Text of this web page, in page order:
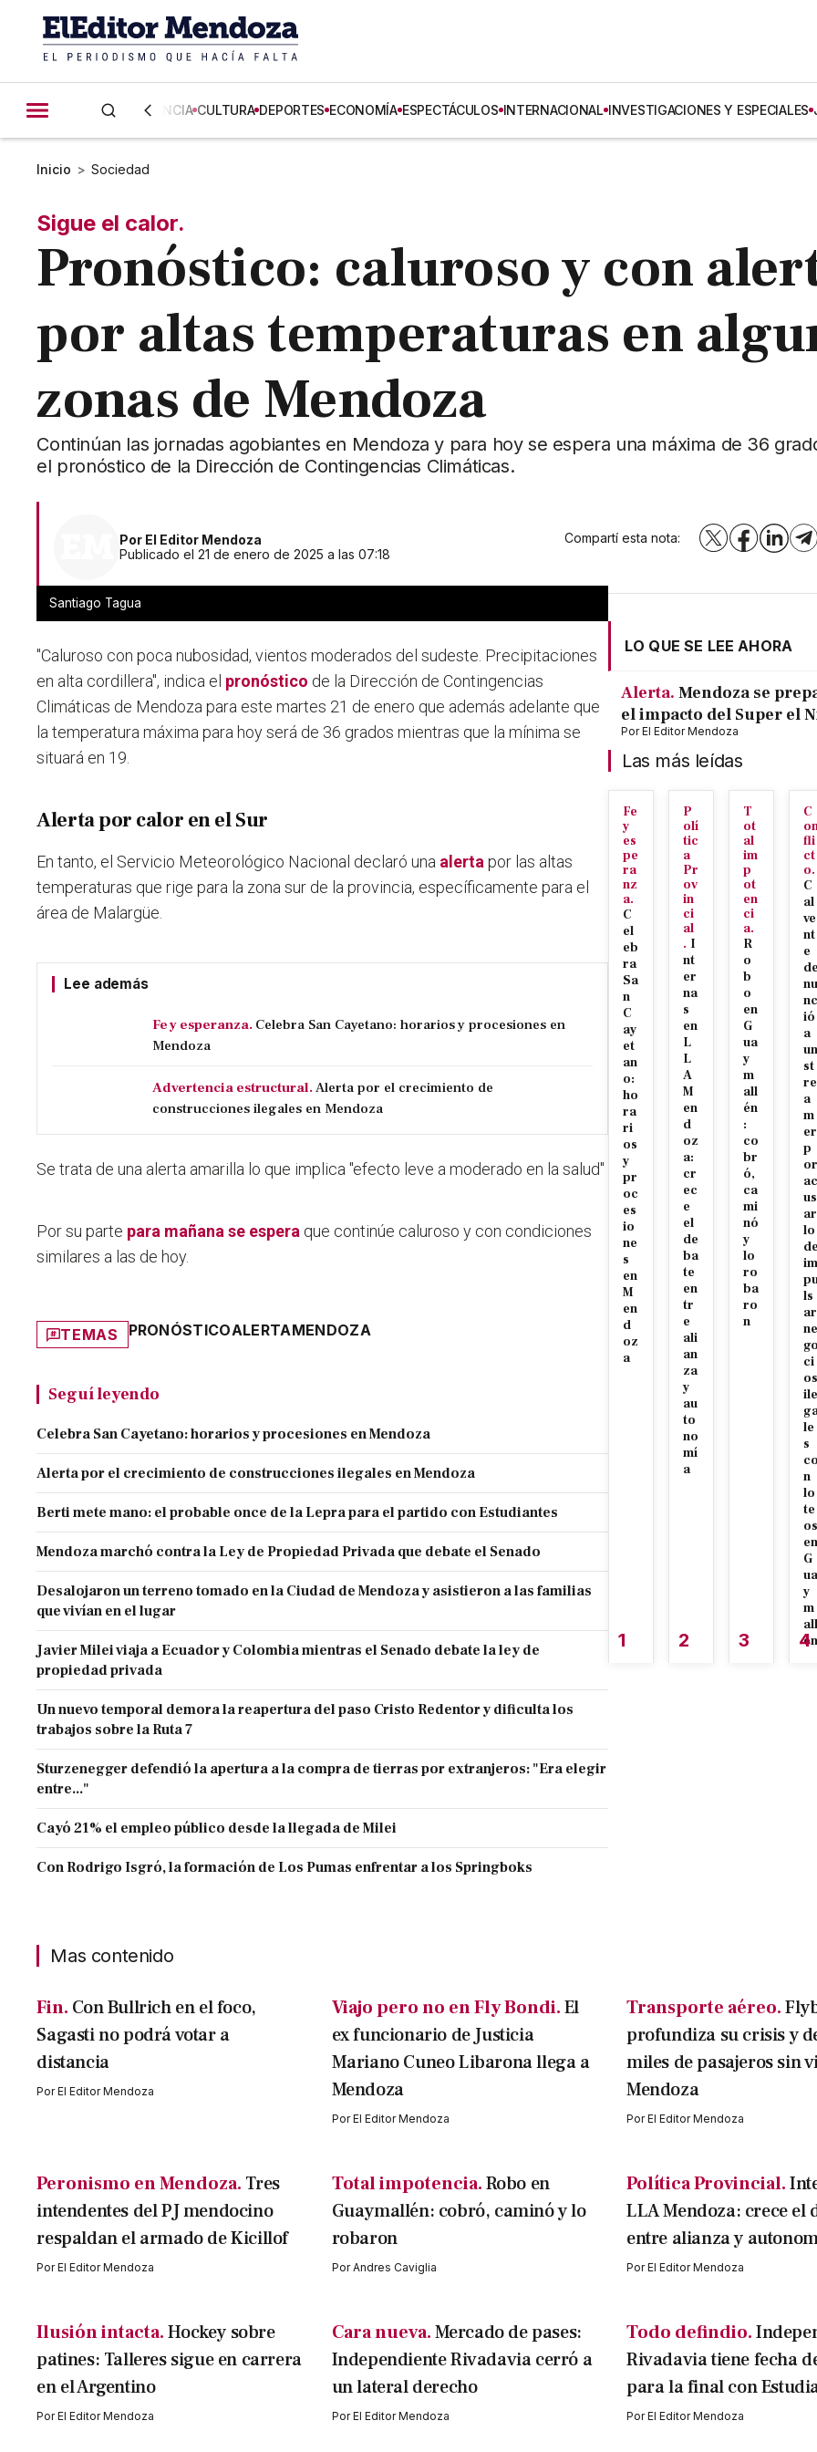
CIENCIA CULTURA DEPORTES ECONOMÍA ESPECTÁCULOS INTERNACIONAL INVESTIGACIONES Y ESPECIALES
Inicio > Sociedad
Sigue el calor.
Pronóstico: caluroso y con
por altas temperaturas en
zonas de Mendoza
Continúan las jornadas agobiantes en Mendoza y para hoy se espera una máxima de 36
el pronóstico de la Dirección de Contingencias Climáticas.
Por El Editor Mendoza
Publicado el 21 de enero de 2025 a las 07:18
Compartí esta nota: X Facebook
Santiago Tagua
"Caluroso con poca nubosidad, vientos moderados del sudeste. Precipitaciones
en alta cordillera", indica el pronóstico de la Dirección de Contingencias
Climáticas de Mendoza para este martes 21 de enero que además adelante que
la temperatura máxima para hoy será de 36 grados mientras que la mínima se
situará en 19.
Alerta por calor en el Sur
En tanto, el Servicio Meteorológico Nacional declaró una alerta por las altas
temperaturas que rige para la zona sur de la provincia, específicamente para el
área de Malargüe.
Lee además
Fe y esperanza. Celebra San Cayetano: horarios y procesiones en
Mendoza
Advertencia estructural.Alerta por el crecimiento de
construcciones ilegales en Mendoza
Se trata de una alerta amarilla lo que implica "efecto leve a moderado en la salud"
Por su parte para mañana se espera que continúe caluroso y con condiciones
similares a las de hoy.
TEMAS PRONÓSTICOALERTAMENDOZA
Seguí leyendo
Celebra San Cayetano: horarios y procesiones en Mendoza
Alerta por el crecimiento de construcciones ilegales en Mendoza
Berti mete mano: el probable once de la Lepra para el partido con Estudiantes
Mendoza marchó contra la Ley de Propiedad Privada que debate el Senado
Desalojaron un terreno tomado en la Ciudad de Mendoza y asistieron a las familias
que vivían en el lugar
Javier Milei viaja a Ecuador y Colombia mientras el Senado debate la ley de
propiedad privada
Un nuevo temporal demora la reapertura del paso Cristo Redentor y dificulta los
trabajos sobre la Ruta 7
Sturzenegger defendió la apertura a la compra de tierras por extranjeros: "Era elegir
entre..."
Cayó 21% el empleo público desde la llegada de Milei
Con Rodrigo Isgró, la formación de Los Pumas enfrentar a los Springboks
LO QUE SE LEE AHORA
Alerta. Mendoza se
el impacto del Super el
PorEl Editor Mendoza
Las más leídas
Fe
y
es
pe
ra
nz
a.
C
el
eb
ra
Sa
n
C
ay
et
an
o:
ho
ra
ri
os
y
pr
oc
es
io
ne
s
en
M
en
d
oz
a
1
P
olí
tic
a
Pr
ov
in
ci
al
. I
nt
er
na
s
en
L
L
A
M
en
d
oz
a:
cr
ec
e
el
de
ba
te
en
tr
e
ali
an
za
y
au
to
no
mí
a
2
T
ot
al
im
p
ot
en
ci
a.
R
o
b
o
en
G
ua
y
m
all
én
:
co
br
ó,
ca
mi
nó
y
lo
ro
ba
ro
n
3
C
fli
ct
o.
C
al
ve
nt
e
de
nu
nc
ió
a
un
st
re
a
m
er
p
or
ac
us
ar
lo
de
im
ls
ar
ne
go
ci
os
ile
le
s
co
n
lo
te
os
en
G
ua
y
m
all
én
4
Mas contenido
Fin. Con Bullrich en el foco,
Sagasti no podrá votar a
distancia
PorEl Editor Mendoza
Viajo pero no en Fly Bondi.El
ex funcionario de Justicia
Mariano Cuneo Libarona llega a
Mendoza
PorEl Editor Mendoza
Transporte aéreo.
profundiza su crisis y
miles de pasajeros sin
Mendoza
PorEl Editor Mendoza
Peronismo en Mendoza. Tres
intendentes del PJ mendocino
respaldan el armado de Kicillof
PorEl Editor Mendoza
Total impotencia.Robo en
Guaymallén: cobró, caminó y lo
robaron
PorAndres Caviglia
Política Provincial.
LLA Mendoza: crece el
entre alianza y
PorEl Editor Mendoza
Ilusión intacta. Hockey sobre
patines: Talleres sigue en carrera
en el Argentino
PorEl Editor Mendoza
Cara nueva.Mercado de pases:
Independiente Rivadavia cerró a
un lateral derecho
PorEl Editor Mendoza
Todo defindio.
Rivadavia tiene fecha
para la final con
PorEl Editor Mendoza